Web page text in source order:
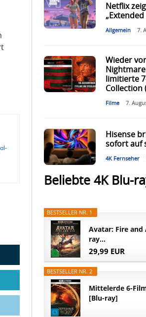
Netflix
„Extended
Allgemein 7.
Wieder
limitierte
Collection
Filme 7.
Hisense
sofort auf
4K Fernseher
Beliebte 4K Blu-
BESTSELLER NR. 1
Avatar: Fire and
ray...
29,99 EUR
BESTSELLER NR. 2
Mittelerde 6-
[Blu-ray]